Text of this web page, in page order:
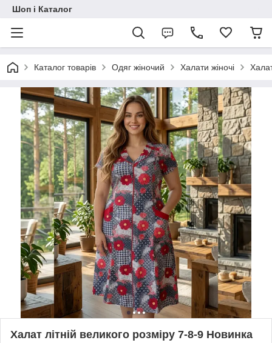
Шоп і Каталог
Каталог товарів Одяг жіночий Халати жіночі
Халат літній великого розміру 7-8-9 Новинка